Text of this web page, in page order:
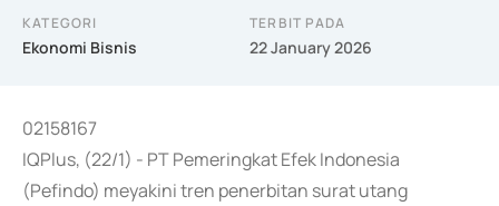
KATEGORI
Ekonomi Bisnis
TERBIT PADA
22 January 2026
02158167
IQPlus, (22/1) - PT Pemeringkat Efek Indonesia
(Pefindo) meyakini tren penerbitan surat utang